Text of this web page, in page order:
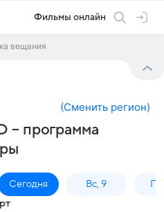
Фильмы онлайн
вещания
(Сменить регион)
– программа
Сегодня Вс, 9